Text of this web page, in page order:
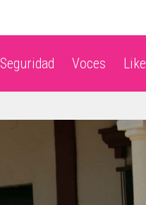
Seguridad Voces Like